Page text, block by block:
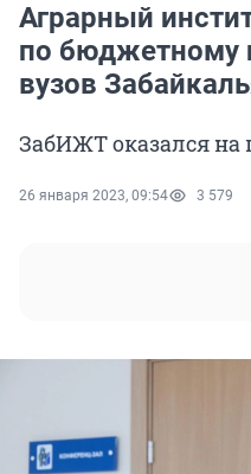
Аграрный
по бюджетному
вузов
ЗабИЖТ оказался на
26 января 2023, 09:54 3 579